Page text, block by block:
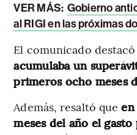
VER MÁS: Gobierno
al RIGI en las próximas
El comunicado
acumulaba un
primeros ocho meses
Además, resaltó que
meses del año el